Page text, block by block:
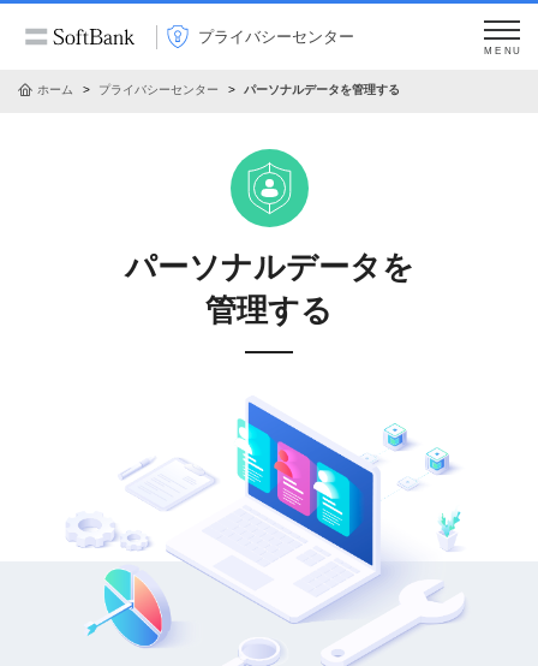
プライバシーセンター
MENU
ホーム プライバシーセンター パーソナルデータを管理する
パーソナルデータを
管理する